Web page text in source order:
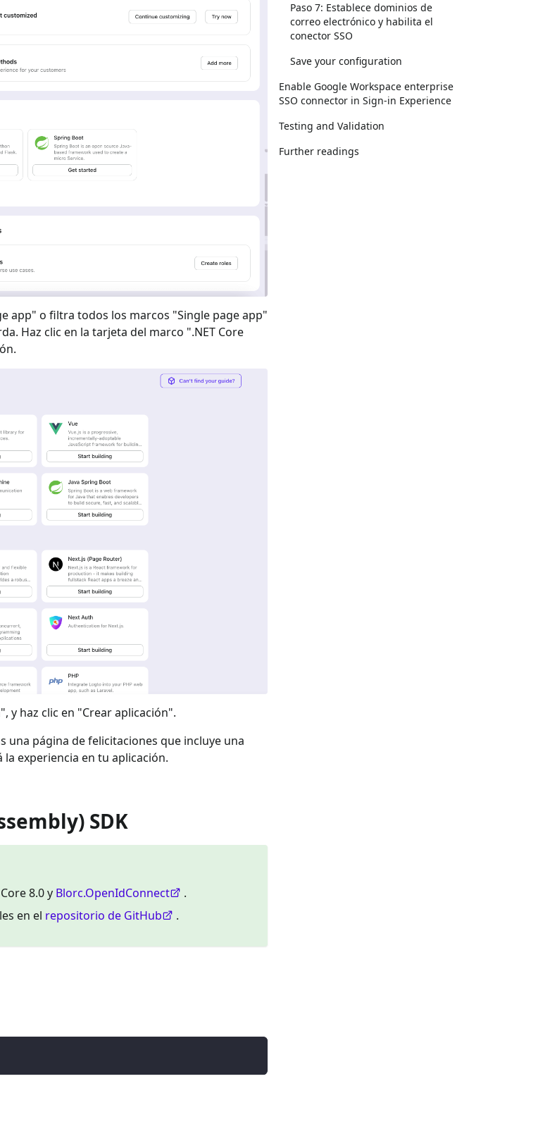
app" o filtra todos los marcos "Single page app"
Haz clic en la tarjeta del marco ".NET Core
y haz clic en "Crear aplicación".
una página de felicitaciones que incluye una
experiencia en tu aplicación.
SDK
8.0 y Blorc.OpenIdConnect
.
en el repositorio de GitHub .
Paso 7: Establece dominios de
correo electrónico y habilita el
conector SSO
Save your configuration
Enable Google Workspace enterprise
SSO connector in Sign-in Experience
Testing and Validation
Further readings